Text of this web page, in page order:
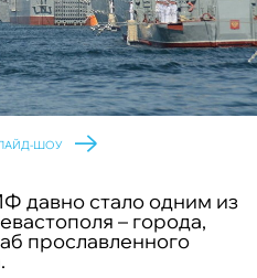
ШОУ
давно стало одним из
– города,
прославленного